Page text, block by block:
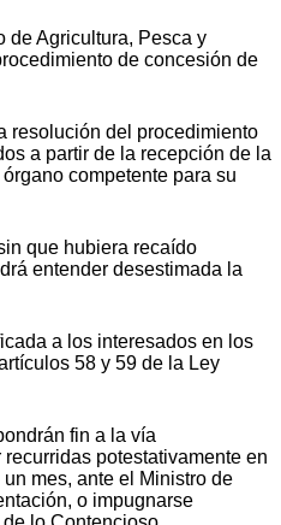
de Agricultura, Pesca y
de concesión de
resolución del procedimiento
a partir de la recepción de la
competente para su
que hubiera recaído
entender desestimada la
a los interesados en los
58 y 59 de la Ley
fin a la vía
potestativamente en
mes, ante el Ministro de
o impugnarse